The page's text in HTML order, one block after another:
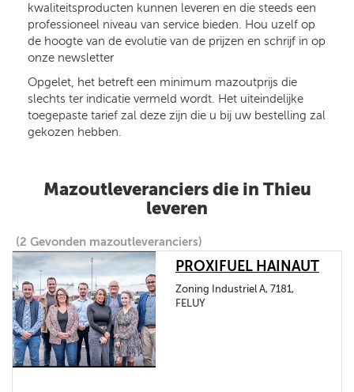
kwaliteitsproducten kunnen leveren en die steeds een
professioneel niveau van service bieden. Hou uzelf op
de hoogte van de evolutie van de prijzen en schrijf in op
onze newsletter
Opgelet, het betreft een minimum mazoutprijs die
slechts ter indicatie vermeld wordt. Het uiteindelijke
toegepaste tarief zal deze zijn die u bij uw bestelling zal
gekozen hebben.
Mazoutleveranciers die in Thieu
leveren
(2 Gevonden mazoutleveranciers)
PROXIFUEL HAINAUT
Zoning Industriel A, 7181,
FELUY